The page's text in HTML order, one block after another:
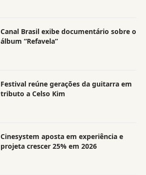
Canal Brasil exibe documentário sobre o
álbum “Refavela”
Festival reúne gerações da guitarra em
tributo a Celso Kim
Cinesystem aposta em experiência e
projeta crescer 25% em 2026